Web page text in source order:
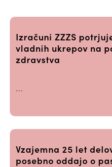
Izračuni ZZZS
vladnih ukrepov na
zdravstva
...
Vzajemna 25 let
posebno oddajo o